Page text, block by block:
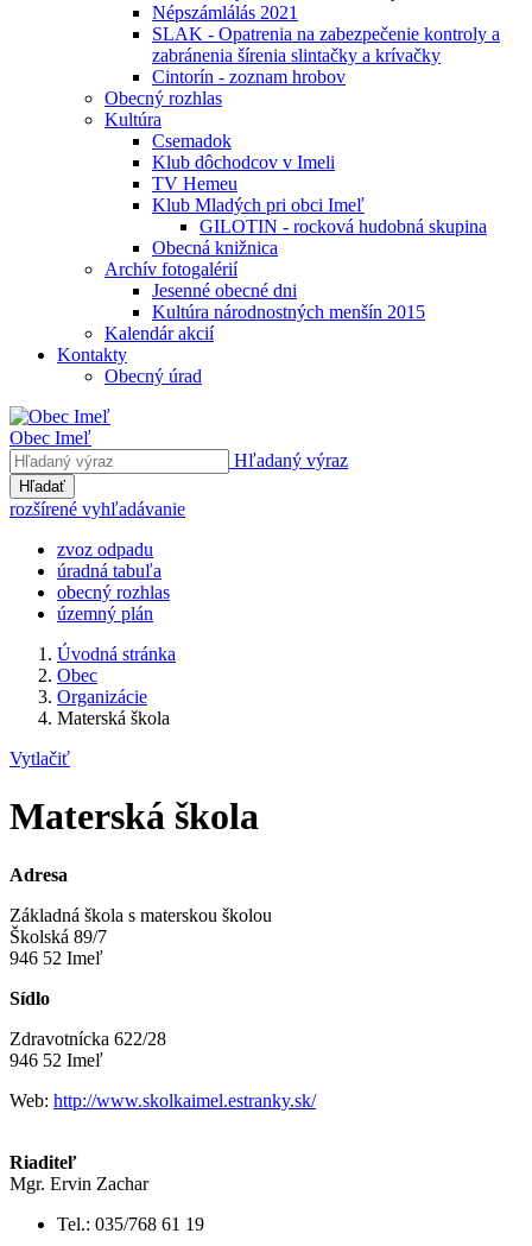
Népszámlálás 2021
SLAK - Opatrenia na zabezpečenie kontroly a
zabránenia šírenia slintačky a krívačky
Cintorín - zoznam hrobov
Obecný rozhlas
Kultúra
Csemadok
Klub dôchodcov v Imeli
TV Hemeu
Klub Mladých pri obci Imeľ
GILOTIN - rocková hudobná skupina
Obecná knižnica
Archív fotogalérií
Jesenné obecné dni
Kultúra národnostných menšín 2015
Kalendár akcií
Kontakty
Obecný úrad
Obec Imeľ
Hľadaný výraz
Hľadať
rozšírené vyhľadávanie
zvoz odpadu
úradná tabuľa
obecný rozhlas
územný plán
Úvodná stránka
Obec
Organizácie
Materská škola
Vytlačiť
Materská škola
Adresa
Základná škola s materskou školou
Školská 89/7
946 52 Imeľ
Sídlo
Zdravotnícka 622/28
946 52 Imeľ
Web: http://www.skolkaimel.estranky.sk/
Riaditeľ
Mgr. Ervin Zachar
Tel.: 035/768 61 19